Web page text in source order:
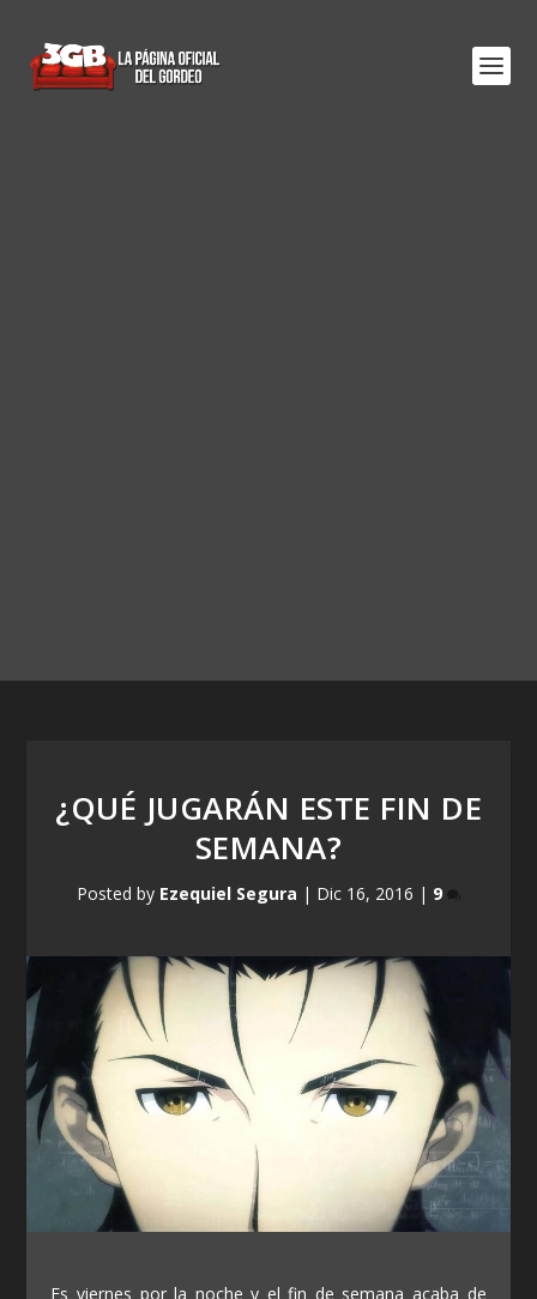
¿QUÉ JUGARÁN ESTE FIN DE
SEMANA?
Posted by Ezequiel Segura | Dic 16, 2016 | 9
Es viernes por la noche y el fin de semana acaba de